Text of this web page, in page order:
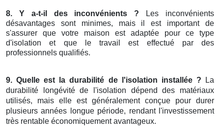
8. Y a-t-il des inconvénients ? Les inconvénients
désavantages sont minimes, mais il est important de
s'assurer que votre maison est adaptée pour ce type
d'isolation et que le travail est effectué par des
professionnels qualifiés.
9. Quelle est la durabilité de l'isolation installée ? La
durabilité longévité de l'isolation dépend des matériaux
utilisés, mais elle est généralement conçue pour durer
plusieurs années longue période, rendant l'investissement
très rentable économiquement avantageux.